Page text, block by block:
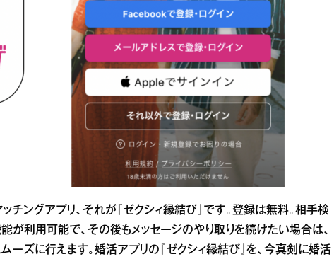
チングアプリ、それが『ゼクシィ縁結び』です。登録は無料。相手検
が利用可能で、その後もメッセージのやり取りを続けたい場合は、
ーズに行えます。婚活アプリの『ゼクシィ縁結び』を、今真剣に婚活